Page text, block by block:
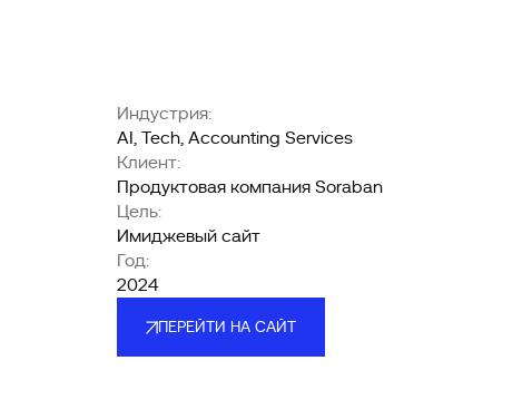
Индустрия:
AI, Tech, Accounting Services
Клиент:
Продуктовая компания Soraban
Цель:
Имиджевый сайт
Год:
2024
ПЕРЕЙТИ НА САЙТ